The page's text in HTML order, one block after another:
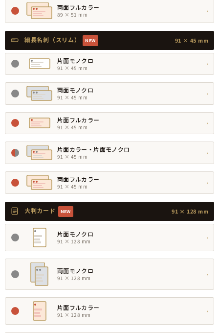
両面フルカラー
89 × 51 mm
›
細長名刺（スリム） NEW 91 × 45 mm
片面モノクロ
91 × 45 mm
›
両面モノクロ
91 × 45 mm
›
片面フルカラー
91 × 45 mm
›
片面カラー・片面モノクロ
91 × 45 mm
›
両面フルカラー
91 × 45 mm
›
大判カード NEW 91 × 128 mm
片面モノクロ
91 × 128 mm
›
両面モノクロ
91 × 128 mm
›
片面フルカラー
91 × 128 mm
›